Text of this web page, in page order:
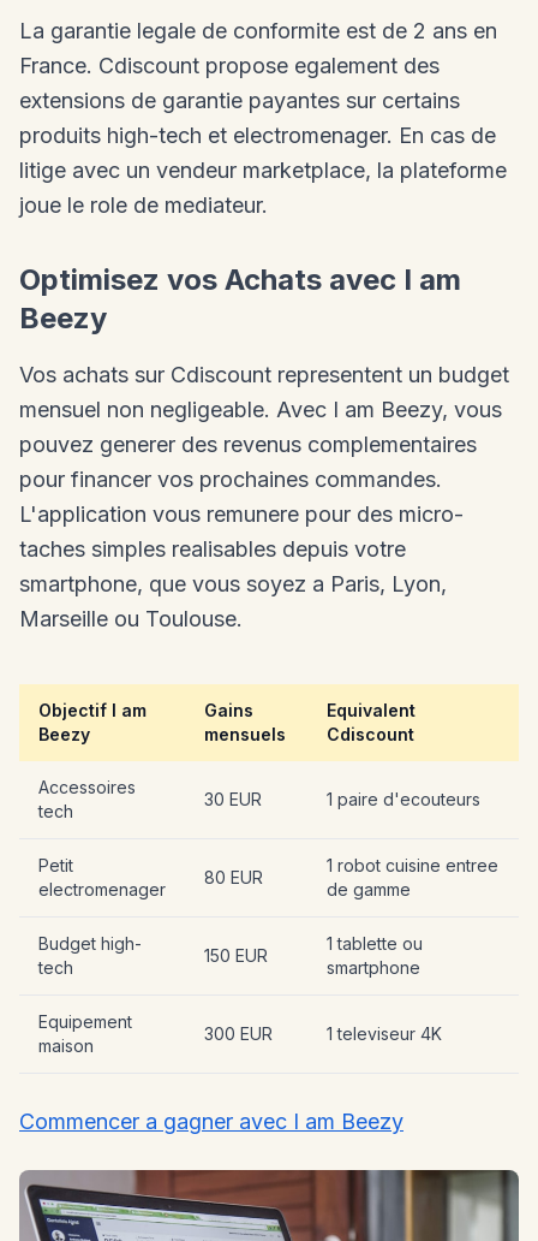
La garantie legale de conformite est de 2 ans en
France. Cdiscount propose egalement des
extensions de garantie payantes sur certains
produits high-tech et electromenager. En cas de
litige avec un vendeur marketplace, la plateforme
joue le role de mediateur.
Optimisez vos Achats avec I am
Beezy
Vos achats sur Cdiscount representent un budget
mensuel non negligeable. Avec I am Beezy, vous
pouvez generer des revenus complementaires
pour financer vos prochaines commandes.
L'application vous remunere pour des micro-
taches simples realisables depuis votre
smartphone, que vous soyez a Paris, Lyon,
Marseille ou Toulouse.
Objectif I am
Beezy
Gains
mensuels
Equivalent
Cdiscount
Accessoires
tech
30 EUR 1 paire d'ecouteurs
Petit
electromenager
80 EUR
1 robot cuisine entree
de gamme
Budget high-
tech
150 EUR
1 tablette ou
smartphone
Equipement
maison
300 EUR 1 televiseur 4K
Commencer a gagner avec I am Beezy